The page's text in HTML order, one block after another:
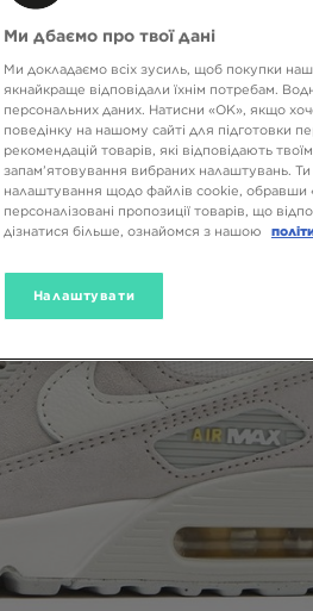
Ми дбаємо про твої дані
Ми докладаємо всіх зусиль, щоб покупки
якнайкраще відповідали їхнім потребам.
персональних даних. Натисни «OK», якщо
поведінку на нашому сайті для підготовки
рекомендацій товарів, які відповідають
запам’ятовування вибраних налаштувань.
налаштування щодо файлів cookie,
персоналізовані пропозиції товарів, що
дізнатися більше, ознайомся з нашою
Налаштувати